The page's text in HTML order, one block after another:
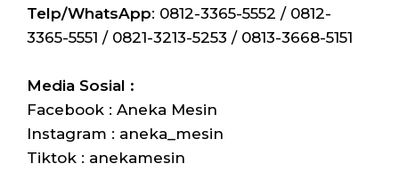
Telp/WhatsApp: 0812-3365-5552 / 0812-
3365-5551 / 0821-3213-5253 / 0813-3668-5151
Media Sosial :
Facebook : Aneka Mesin
Instagram : aneka_mesin
Tiktok : anekamesin